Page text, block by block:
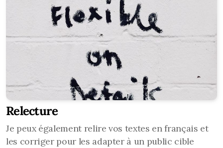
Relecture
Je peux également relire vos textes en français et
les corriger pour les adapter à un public cible